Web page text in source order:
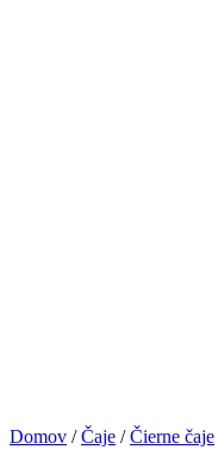
Domov /Čaje /Čierne čaje